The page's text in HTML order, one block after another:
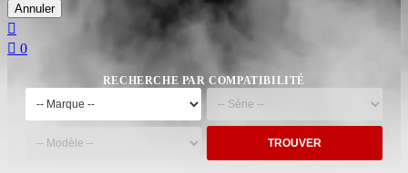
Annuler

 0
RECHERCHE PAR COMPATIBILITÉ
TROUVER